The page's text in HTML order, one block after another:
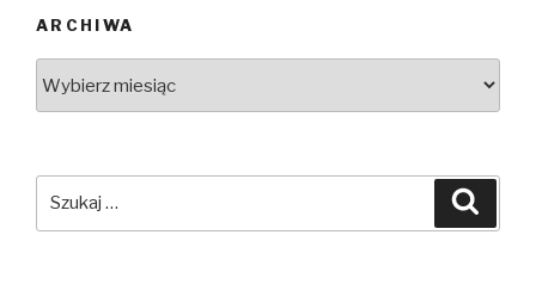
ARCHIWA